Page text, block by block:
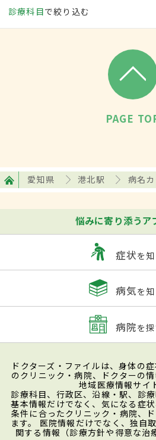
診療科目で絞り込む
PAGE
愛知県 港北駅 病名
悩みに寄り添うア
症状を
病気を
病院を
ドクターズ・ファイルは、身体の
のクリニック・病院、ドクターの
地域医療情報サイ
診療科目、行政区、沿線・駅、診
基本情報だけでなく、気になる症
条件に合ったクリニック・病院、
ます。 医院情報だけでなく、独自
関する情報（診療方針や得意な治